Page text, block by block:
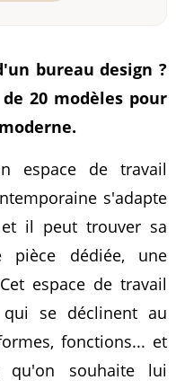
bureau design ?
20 modèles pour
espace de travail
s'adapte
il peut trouver sa
dédiée, une
espace de travail
se déclinent au
fonctions... et
qu'on souhaite lui